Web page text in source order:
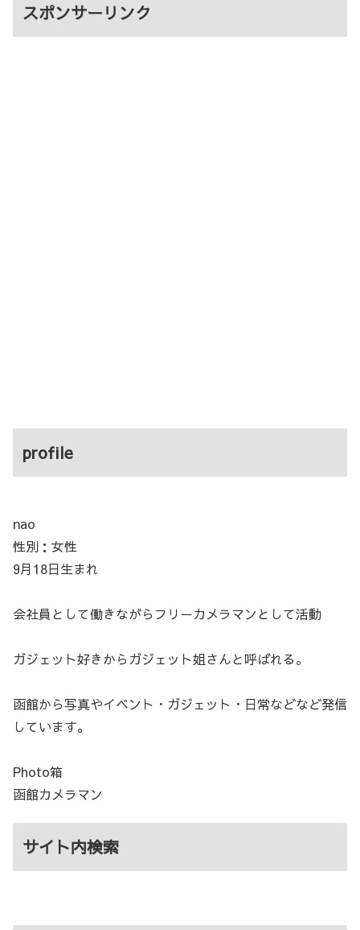
スポンサーリンク
profile
nao
性別：女性
9月18日生まれ
会社員として働きながらフリーカメラマンとして活動
ガジェット好きからガジェット姐さんと呼ばれる。
函館から写真やイベント・ガジェット・日常などなど発信
しています。
Photo箱
函館カメラマン
サイト内検索